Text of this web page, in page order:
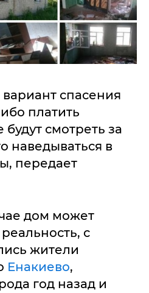
спасения
платить
смотреть за
наведываться в
передает
дом может
с
жители
Енакиево,
год назад и